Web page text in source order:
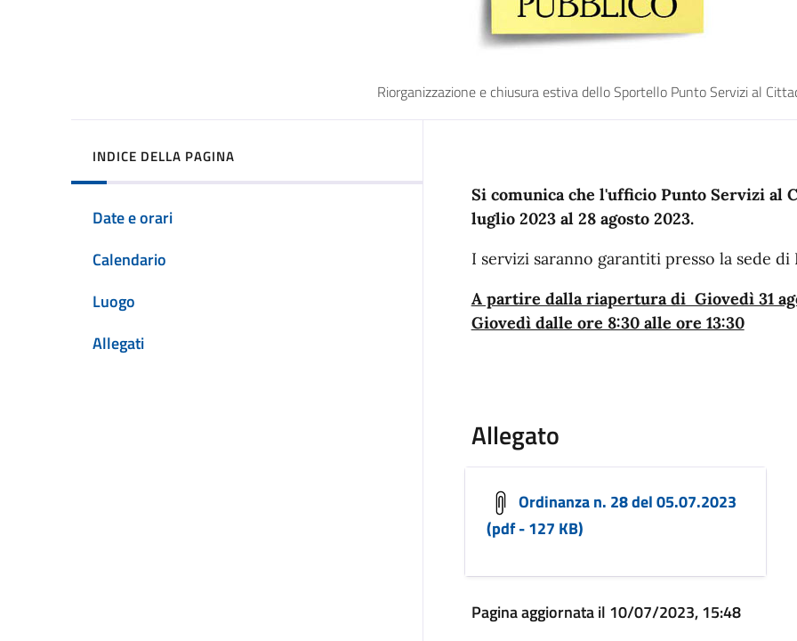
Riorganizzazione e chiusura estiva dello Sportello Punto Servizi al
INDICE DELLA PAGINA
Date e orari
Calendario
Luogo
Allegati
Si comunica che l'ufficio Punto Servizi al
luglio 2023 al 28 agosto 2023.
I servizi saranno garantiti presso la sede di
A partire dalla riapertura di Giovedì 31
Giovedì dalle ore 8:30 alle ore 13:30
Allegato
Ordinanza n. 28 del 05.07.2023
(pdf - 127 KB)
Pagina aggiornata il 10/07/2023, 15:48